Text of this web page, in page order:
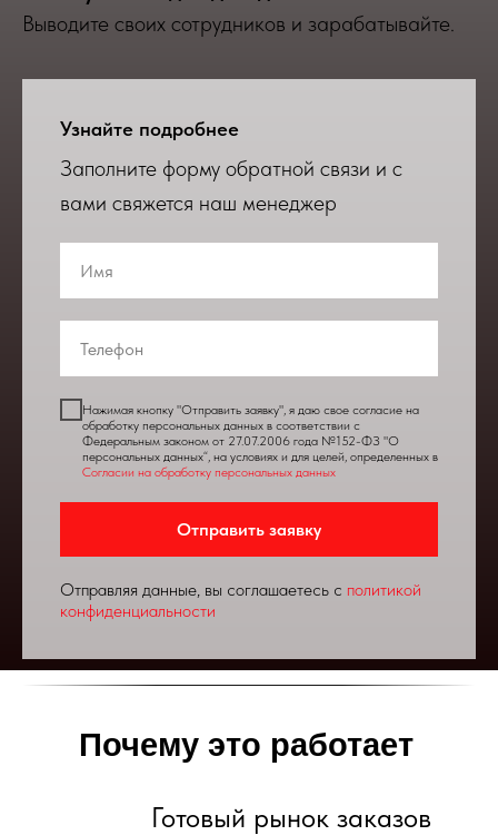
Выводите своих сотрудников и зарабатывайте.
Узнайте подробнее
Заполните форму обратной связи и с
вами свяжется наш менеджер
Нажимая кнопку "Отправить заявку", я даю свое согласие на
обработку персональных данных в соответствии с
Федеральным законом от 27.07.2006 года №152-ФЗ "О
персональных данных“, на условиях и для целей, определенных в
Согласии на обработку персональных данных
Отправить заявку
Отправляя данные, вы соглашаетесь с политикой
конфиденциальности
Почему это работает
Готовый рынок заказов